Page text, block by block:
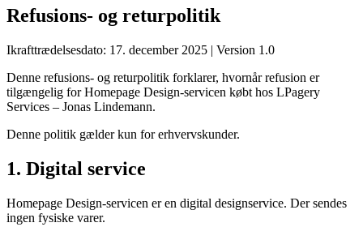
Refusions- og returpolitik
Ikrafttrædelsesdato: 17. december 2025 | Version 1.0
Denne refusions- og returpolitik forklarer, hvornår refusion er
tilgængelig for Homepage Design-servicen købt hos LPagery
Services – Jonas Lindemann.
Denne politik gælder kun for erhvervskunder.
1. Digital service
Homepage Design-servicen er en digital designservice. Der sendes
ingen fysiske varer.